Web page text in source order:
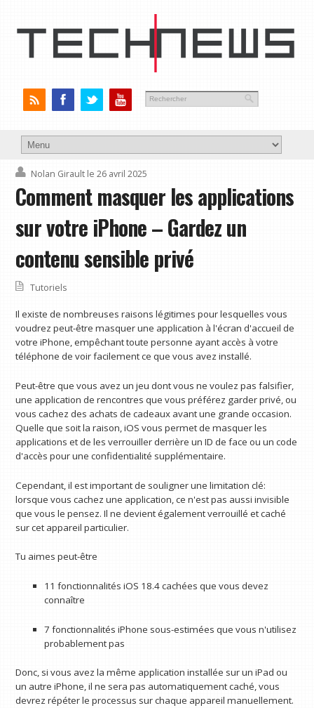
Nolan Girault le 26 avril 2025
Comment masquer les applications
sur votre iPhone – Gardez un
contenu sensible privé
Tutoriels
Il existe de nombreuses raisons légitimes pour lesquelles vous
voudrez peut-être masquer une application à l'écran d'accueil de
votre iPhone, empêchant toute personne ayant accès à votre
téléphone de voir facilement ce que vous avez installé.
Peut-être que vous avez un jeu dont vous ne voulez pas falsifier,
une application de rencontres que vous préférez garder privé, ou
vous cachez des achats de cadeaux avant une grande occasion.
Quelle que soit la raison, iOS vous permet de masquer les
applications et de les verrouiller derrière un ID de face ou un code
d'accès pour une confidentialité supplémentaire.
Cependant, il est important de souligner une limitation clé:
lorsque vous cachez une application, ce n'est pas aussi invisible
que vous le pensez. Il ne devient également verrouillé et caché
sur cet appareil particulier.
Tu aimes peut-être
11 fonctionnalités iOS 18.4 cachées que vous devez
connaître
7 fonctionnalités iPhone sous-estimées que vous n'utilisez
probablement pas
Donc, si vous avez la même application installée sur un iPad ou
un autre iPhone, il ne sera pas automatiquement caché, vous
devrez répéter le processus sur chaque appareil manuellement.